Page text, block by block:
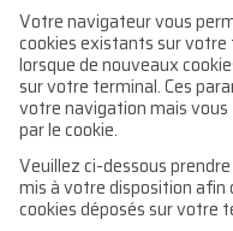
Votre navigateur vous
cookies existants sur votre
lorsque de nouveaux
sur votre terminal. Ces
votre navigation mais
par le cookie.
Veuillez ci-dessous
mis à votre disposition afin
cookies déposés sur votre